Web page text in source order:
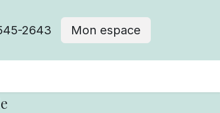
2643 Mon espace